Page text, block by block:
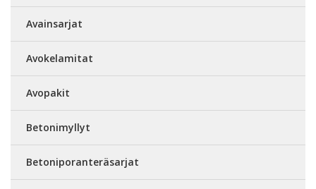
Avainsarjat
Avokelamitat
Avopakit
Betonimyllyt
Betoniporanteräsarjat